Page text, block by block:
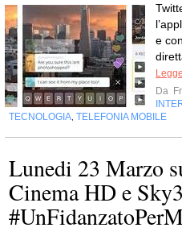
e
Da
TECNOLOGIA TELEFONIA MOBILE
Lunedi 23 Marzo
Cinema HD e